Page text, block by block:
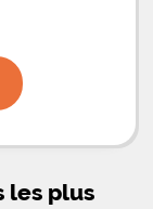
les plus